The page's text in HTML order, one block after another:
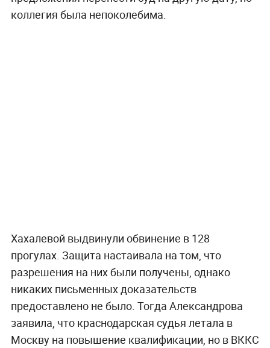
коллегия была непоколебима.
Хахалевой выдвинули обвинение в 128
прогулах. Защита настаивала на том, что
разрешения на них были получены, однако
никаких письменных доказательств
предоставлено не было. Тогда Александрова
заявила, что краснодарская судья летала в
Москву на повышение квалификации, но в ВККС